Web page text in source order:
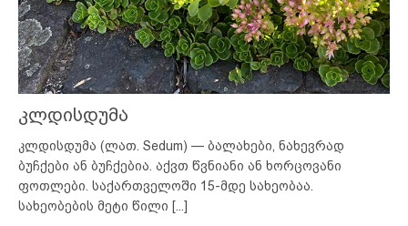
კლდისდუმა
კლდისდუმა (ლათ. Sedum) — ბალახები, ნახევრად
ბუჩქები ან ბუჩქებია. აქვთ წვნიანი ან ხორცოვანი
ფოთლები. საქართველოში 15-მდე სახეობაა.
სახეობების მეტი წილი [...]